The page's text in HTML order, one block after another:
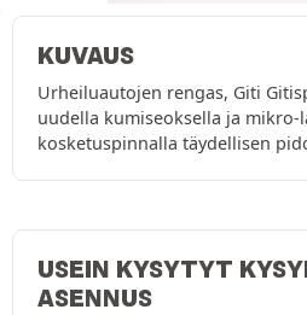
KUVAUS
Urheiluautojen rengas, Giti
uudella kumiseoksella ja mikro-
kosketuspinnalla täydellisen
USEIN KYSYTYT
ASENNUS